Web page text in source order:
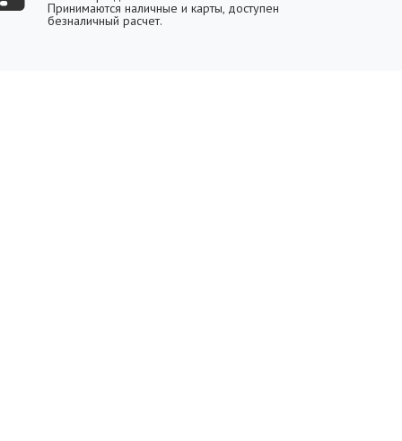
Принимаются наличные и карты, доступен
безналичный расчет.